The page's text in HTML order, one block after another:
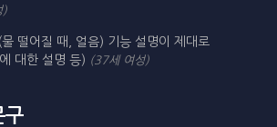
)
떨어질 때, 얼음) 기능 설명이 제대로
대한 설명 등) (37세 여성)
구